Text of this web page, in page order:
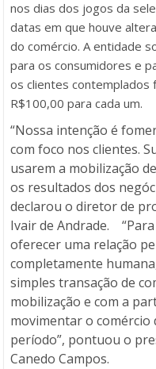
nos dias dos jogos da
datas em que houve
do comércio. A entidade
para os consumidores e
os clientes contemplados
R$100,00 para cada um.
“Nossa intenção é
com foco nos clientes.
usarem a mobilização
os resultados dos
declarou o diretor de
Ivair de Andrade.
oferecer uma relação
completamente
simples transação de
mobilização e com a
movimentar o comércio
período”, pontuou o
Canedo Campos.